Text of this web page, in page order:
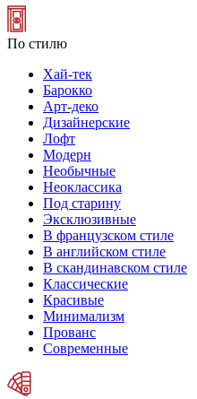
По стилю
Хай-тек
Барокко
Арт-деко
Дизайнерские
Лофт
Модерн
Необычные
Неоклассика
Под старину
Эксклюзивные
В французском стиле
В английском стиле
В скандинавском стиле
Классические
Красивые
Минимализм
Прованс
Современные